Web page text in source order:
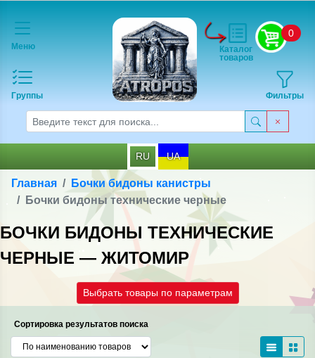
Меню
Группы
0
Фильтры
Каталог
товаров
RU UA
Главная
Бочки бидоны канистры
Бочки бидоны технические черные
БОЧКИ БИДОНЫ ТЕХНИЧЕСКИЕ
ЧЕРНЫЕ — ЖИТОМИР
Выбрать товары по параметрам
Сортировка результатов поиска